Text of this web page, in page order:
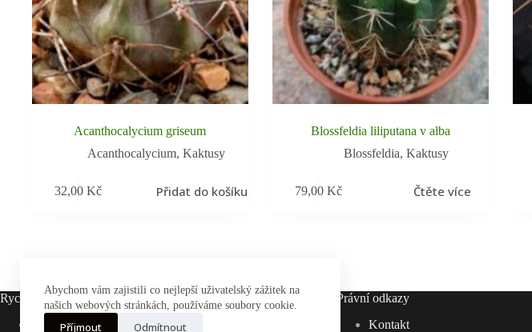
Abychom vám zajistili co nejlepší uživatelský zážitek na
našich webových stránkách, používáme soubory cookie.
Příjmout Odmítnout
Acanthocalycium griseum
Acanthocalycium, Kaktusy
32,00 Kč Přidat do košíku
Blossfeldia liliputana v alba
Blossfeldia,Kaktusy
79,00 Kč Čtěte více
Rychlé odkazy
Hlavní stránka
Právní odkazy
Kontakt